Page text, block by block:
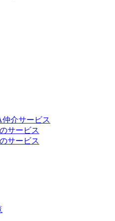
介サービス
サービス
サービス